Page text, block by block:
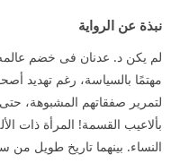
نبذة عن الرواية
لم يكن د. عدنان فى خضم
مهتمًا بالسياسة، رغم تهديد
لتمرير صفقاتهم المشبوهة،
بألاعيب القسمة! المرأة ذات
النساء. بينهما تاريخ طويل من